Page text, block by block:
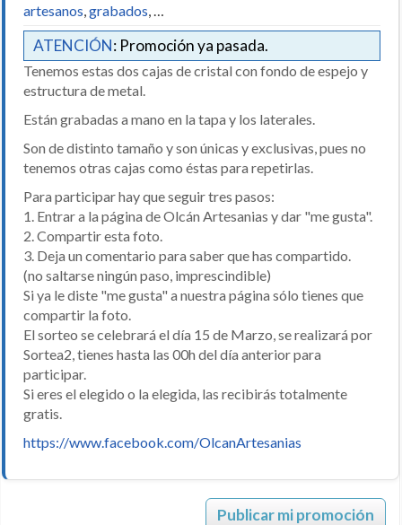
artesanos,grabados, …
ATENCIÓN: Promoción ya pasada.
Tenemos estas dos cajas de cristal con fondo de espejo y
estructura de metal.
Están grabadas a mano en la tapa y los laterales.
Son de distinto tamaño y son únicas y exclusivas, pues no
tenemos otras cajas como éstas para repetirlas.
Para participar hay que seguir tres pasos:
1. Entrar a la página de Olcán Artesanias y dar "me gusta".
2. Compartir esta foto.
3. Deja un comentario para saber que has compartido.
(no saltarse ningún paso, imprescindible)
Si ya le diste "me gusta" a nuestra página sólo tienes que
compartir la foto.
El sorteo se celebrará el día 15 de Marzo, se realizará por
Sortea2, tienes hasta las 00h del día anterior para
participar.
Si eres el elegido o la elegida, las recibirás totalmente
gratis.
https://www.facebook.com/OlcanArtesanias
Publicar mi promoción